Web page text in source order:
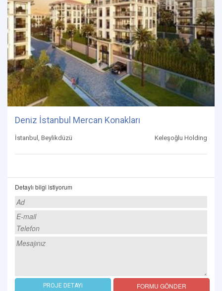
Deniz İstanbul Mercan Konakları
İstanbul, Beylikdüzü Keleşoğlu Holding
Detaylı bilgi istiyorum
PROJE DETAYI FORMU GÖNDER